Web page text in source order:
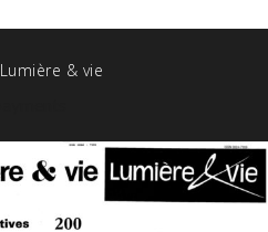
Lumière & vie